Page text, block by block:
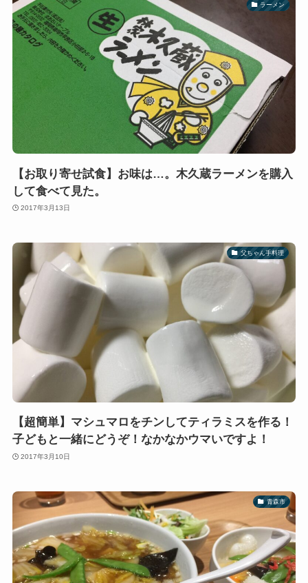
ラーメン
【お取り寄せ試食】お味は…。木久蔵ラーメンを購入
して食べて見た。
2017年3月13日
父ちゃん手料理
【超簡単】マシュマロをチンしてティラミスを作る！
子どもと一緒にどうぞ！なかなかウマいですよ！
2017年3月10日
青森市